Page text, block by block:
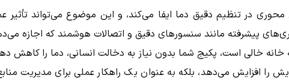
در تنظیم دقیق دما ایفا می‌کند، و این موضوع می‌تواند تأثیر
پیشرفته مانند سنسورهای دقیق و اتصالات هوشمند که اجازه
خالی است، پکیج شما بدون نیاز به دخالت انسانی، دما را کاهش
افزایش می‌دهد، بلکه به عنوان یک راهکار عملی برای مدیریت